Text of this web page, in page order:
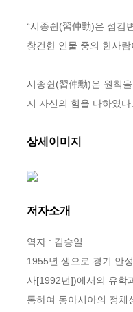
“시종쉰(習仲勳)은 섬감
창건한 인물 중의 한사람
시종쉰(習仲勳)은 원칙
지 자신의 힘을 다하였다.
상세이미지
저자소개
역자 : 김승일
1955년 생으로 경기 안
사[1992년])에서의 유학
통하여 동아시아의 정